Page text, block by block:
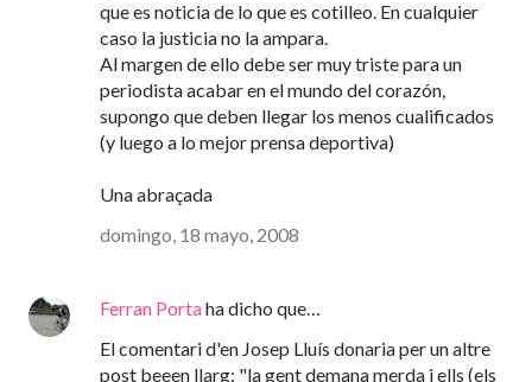
que es noticia de lo que es cotilleo. En cualquier
caso la justicia no la ampara.
Al margen de ello debe ser muy triste para un
periodista acabar en el mundo del corazón,
supongo que deben llegar los menos cualificados
(y luego a lo mejor prensa deportiva)
Una abraçada
domingo, 18 mayo, 2008
Ferran Portaha dicho que…
El comentari d'en Josep Lluís donaria per un altre
post beeen llarg: "la gent demana merda i ells (els